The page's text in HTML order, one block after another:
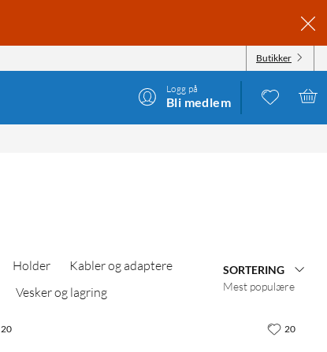
Butikker
Logg på
Bli medlem
Holder
Kabler og adaptere
Vesker og lagring
SORTERING
Mest populære
20 20